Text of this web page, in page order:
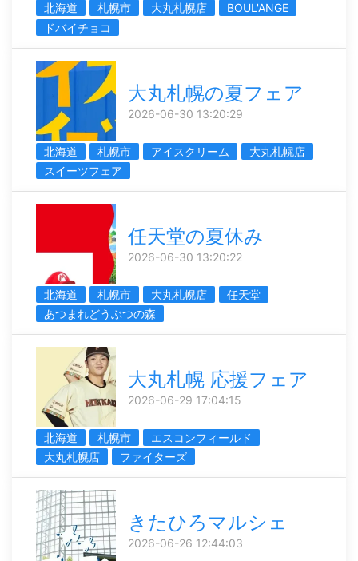
北海道
札幌市 大丸札幌店
BOUL'ANGE
ドバイチョコ
大丸札幌の夏フェア
2026-06-30 13:20:29
北海道 札幌市 アイスクリーム
大丸札幌店
スイーツフェア
任天堂の夏休み
2026-06-30 13:20:22
北海道 札幌市 大丸札幌店
任天堂
あつまれどうぶつの森
大丸札幌 応援フェア
2026-06-29 17:04:15
北海道 札幌市
エスコンフィールド
大丸札幌店
ファイターズ
きたひろマルシェ
2026-06-26 12:44:03